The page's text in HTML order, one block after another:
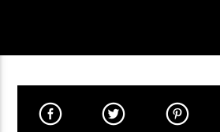
CANCIÓN ACTUAL